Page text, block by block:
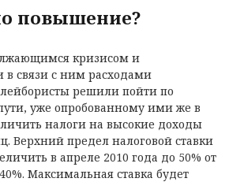
повышение?
кризисом и
связи с ним расходами
лейбористы решили пойти по
уже опробованному ими же в
налоги на высокие доходы
Верхний предел налоговой ставки
в апреле 2010 года до 50% от
Максимальная ставка будет